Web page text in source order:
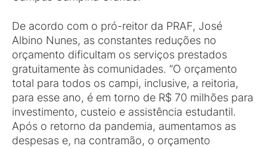
De acordo com o pró-reitor da PRAF, José
Albino Nunes, as constantes reduções no
orçamento dificultam os serviços prestados
gratuitamente às comunidades. “O orçamento
total para todos os campi, inclusive, a reitoria,
para esse ano, é em torno de R$ 70 milhões para
investimento, custeio e assistência estudantil.
Após o retorno da pandemia, aumentamos as
despesas e, na contramão, o orçamento